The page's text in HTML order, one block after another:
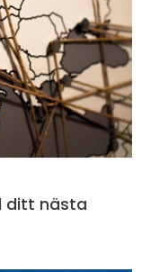
ditt nästa